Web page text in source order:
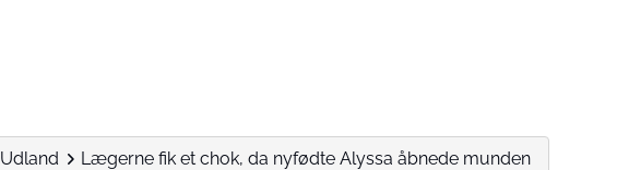
Udland Lægerne fik et chok, da nyfødte Alyssa åbnede munden